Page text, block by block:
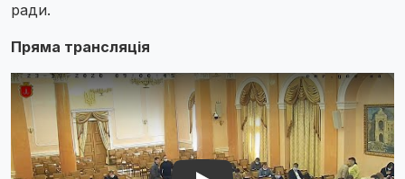
ради.
Пряма трансляція
Play Video: Play Video: YouTube video HfUJYfMyv2s